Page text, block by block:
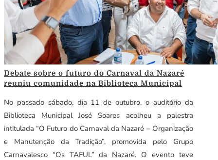
Debate sobre o futuro do Carnaval da Nazaré
reuniu comunidade na Biblioteca Municipal
No passado sábado, dia 11 de outubro, o auditório da
Biblioteca Municipal José Soares acolheu a palestra
intitulada “O Futuro do Carnaval da Nazaré – Organização
e Manutenção da Tradição”, promovida pelo Grupo
Carnavalesco “Os TAFUL” da Nazaré. O evento teve